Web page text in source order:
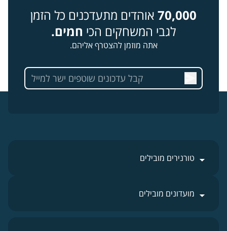
70,000 אוהדים מתעדכנים כל הזמן
לגבי המשחקים הכי חמים.
אתה מוזמן להצטרף אליהם.
טורנירים מובילים
מועדונים מובילים